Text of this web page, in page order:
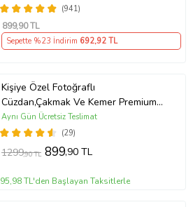
(941)
899,90 TL
Sepette %23 İndirim 692,92 TL
Kişiye Özel Fotoğraflı
Cüzdan,Çakmak Ve Kemer Premium
Erkek Aksesuar Seti
(29)
Aynı Gün Ücretsiz Teslimat
1299,90 TL 899,90 TL
95,98 TL'den Başlayan Taksitlerle